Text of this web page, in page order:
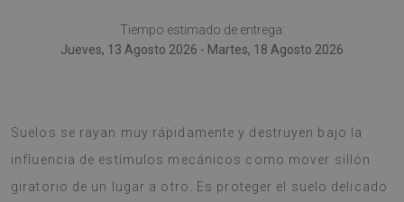
Tiempo estimado de entrega:
Jueves, 13 Agosto 2026 - Martes, 18 Agosto 2026
Suelos se rayan muy rápidamente y destruyen bajo la
influencia de estímulos mecánicos como mover sillón
giratorio de un lugar a otro. Es proteger el suelo delicado